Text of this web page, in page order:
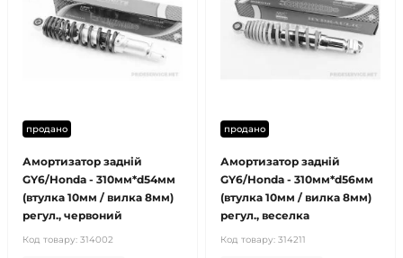
продано
Амортизатор задній
GY6/Honda - 310мм*d54мм
(втулка 10мм / вилка 8мм)
регул., червоний
Код товару: 314002
продано
Амортизатор задній
GY6/Honda - 310мм*d56мм
(втулка 10мм / вилка 8мм)
регул., веселка
Код товару: 314211